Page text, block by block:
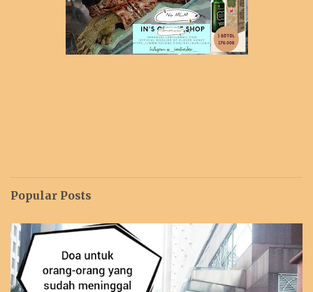
Popular Posts